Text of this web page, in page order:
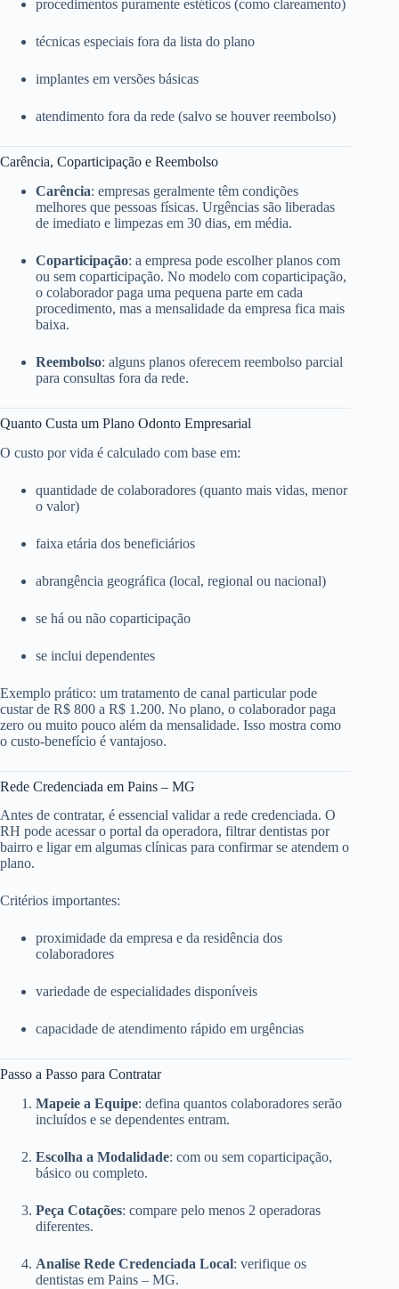
procedimentos puramente estéticos (como clareamento)
técnicas especiais fora da lista do plano
implantes em versões básicas
atendimento fora da rede (salvo se houver reembolso)
Carência, Coparticipação e Reembolso
Carência: empresas geralmente têm condições
melhores que pessoas físicas. Urgências são liberadas
de imediato e limpezas em 30 dias, em média.
Coparticipação: a empresa pode escolher planos com
ou sem coparticipação. No modelo com coparticipação,
o colaborador paga uma pequena parte em cada
procedimento, mas a mensalidade da empresa fica mais
baixa.
Reembolso: alguns planos oferecem reembolso parcial
para consultas fora da rede.
Quanto Custa um Plano Odonto Empresarial
O custo por vida é calculado com base em:
quantidade de colaboradores (quanto mais vidas, menor
o valor)
faixa etária dos beneficiários
abrangência geográfica (local, regional ou nacional)
se há ou não coparticipação
se inclui dependentes
Exemplo prático: um tratamento de canal particular pode
custar de R$ 800 a R$ 1.200. No plano, o colaborador paga
zero ou muito pouco além da mensalidade. Isso mostra como
o custo-benefício é vantajoso.
Rede Credenciada em Pains – MG
Antes de contratar, é essencial validar a rede credenciada. O
RH pode acessar o portal da operadora, filtrar dentistas por
bairro e ligar em algumas clínicas para confirmar se atendem o
plano.
Critérios importantes:
proximidade da empresa e da residência dos
colaboradores
variedade de especialidades disponíveis
capacidade de atendimento rápido em urgências
Passo a Passo para Contratar
Mapeie a Equipe: defina quantos colaboradores serão
incluídos e se dependentes entram.
Escolha a Modalidade: com ou sem coparticipação,
básico ou completo.
Peça Cotações: compare pelo menos 2 operadoras
diferentes.
Analise Rede Credenciada Local: verifique os
dentistas em Pains – MG.